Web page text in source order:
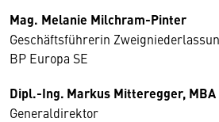
Mag. Melanie Milchram-Pinter
Geschäftsführerin
BP Europa SE
Dipl.-Ing. Markus Mitteregger, MBA
Generaldirektor